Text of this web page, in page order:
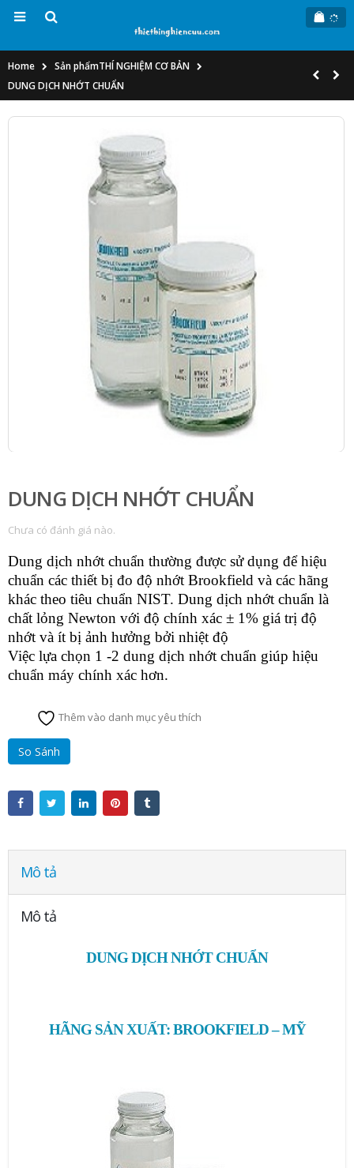
Home Sản phẩmTHÍ NGHIỆM CƠ BẢN
DUNG DỊCH NHỚT CHUẨN
DUNG DỊCH NHỚT CHUẨN
Chưa có đánh giá nào.
Dung dịch nhớt chuẩn thường được sử dụng để hiệu
chuẩn các thiết bị đo độ nhớt Brookfield và các hãng
khác theo tiêu chuẩn NIST. Dung dịch nhớt chuẩn là
chất lỏng Newton với độ chính xác ± 1% giá trị độ
nhớt và ít bị ảnh hưởng bởi nhiệt độ
Việc lựa chọn 1 -2 dung dịch nhớt chuẩn giúp hiệu
chuẩn máy chính xác hơn.
Thêm vào danh mục yêu thích
So Sánh
Mô tả
Mô tả
DUNG DỊCH NHỚT CHUẨN
HÃNG SẢN XUẤT:BROOKFIELD– MỸ